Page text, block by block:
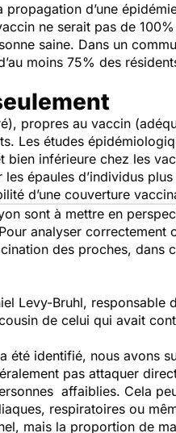
d’une
ne serait pas de
saine. Dans un
moins 75% des
propres au vaccin
Les études
inférieure chez les
les épaules d’individus
d’une couverture
sont à mettre en
analyser correctement
des proches, dans
Levy-Bruhl, responsable
de celui qui avait
été identifié, nous avons
pas attaquer
affaiblies. Cela
respiratoires ou
mais la proportion de